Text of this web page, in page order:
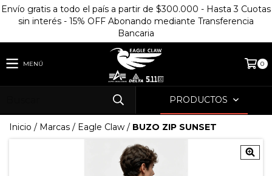
Envío gratis a todo el país a partir de $300.000 - Hasta 3 Cuotas
sin interés - 15% OFF Abonando mediante Transferencia
Bancaria
MENÚ 0
PRODUCTOS
Inicio / Marcas / Eagle Claw / BUZO ZIP SUNSET